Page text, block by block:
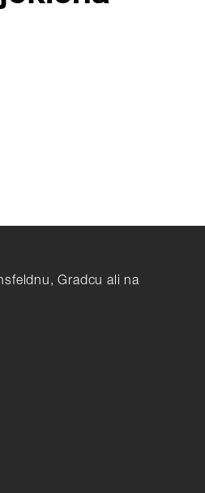
Gradcu ali na